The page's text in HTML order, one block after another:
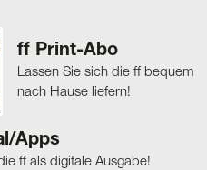
ff Print-Abo
Lassen Sie sich die ff bequem
nach Hause liefern!
Apps
ff als digitale Ausgabe!